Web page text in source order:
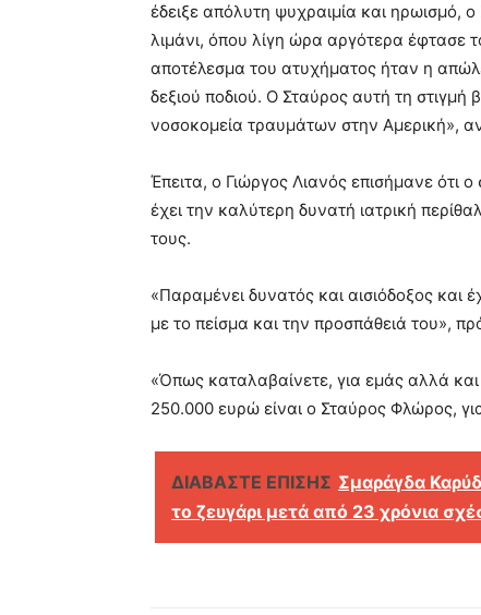
έδειξε απόλυτη ψυχραιμία και ηρωισμό,
λιμάνι, όπου λίγη ώρα αργότερα
αποτέλεσμα του ατυχήματος ήταν η
δεξιού ποδιού. Ο Σταύρος αυτή τη
νοσοκομεία τραυμάτων στην Αμερική»,
Έπειτα, ο Γιώργος Λιανός επισήμανε
έχει την καλύτερη δυνατή ιατρική
τους.
«Παραμένει δυνατός και αισιόδοξος και
με το πείσμα και την προσπάθειά του»,
«Όπως καταλαβαίνετε, για εμάς αλλά
250.000 ευρώ είναι ο Σταύρος Φλώρος,
ΔΙΑΒΑΣΤΕ ΕΠΙΣΗΣ Σμαράγδα
το ζευγάρι μετά από 23 χρόνια